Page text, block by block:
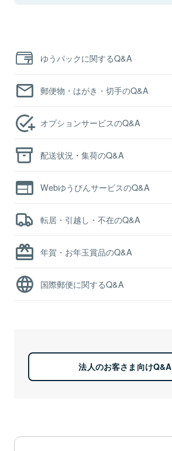
ゆうパックに関するQ&A
郵便物・はがき・切手のQ&A
オプションサービスのQ&A
配送状況・集荷のQ&A
WebゆうびんサービスのQ&A
転居・引越し・不在のQ&A
年賀・お年玉賞品のQ&A
国際郵便に関するQ&A
法人のお客さま向けQ&A